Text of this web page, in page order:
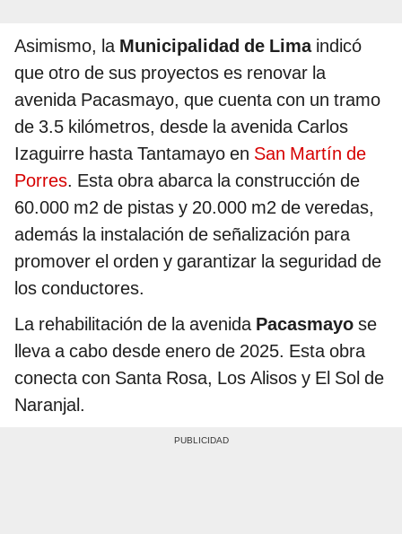
Asimismo, la Municipalidad de Limaindicó
que otro de sus proyectos es renovar la
avenida Pacasmayo, que cuenta con un tramo
de 3.5 kilómetros, desde la avenida Carlos
Izaguirre hasta Tantamayo en San Martín de
Porres. Esta obra abarca la construcción de
60.000 m2 de pistas y 20.000 m2 de veredas,
además la instalación de señalización para
promover el orden y garantizar la seguridad de
los conductores.
La rehabilitación de la avenida Pacasmayo se
lleva a cabo desde enero de 2025. Esta obra
conecta con Santa Rosa, Los Alisos y El Sol de
Naranjal.